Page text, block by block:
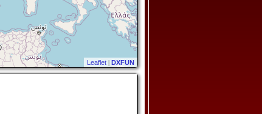
Leaflet | DXFUN